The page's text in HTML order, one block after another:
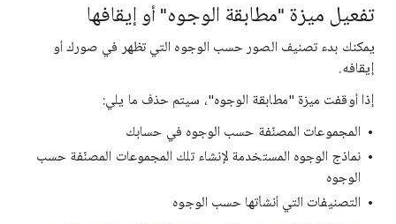
تفعيل ميزة "مطابقة الوجوه" أو إيقافها
يمكنك بدء تصنيف الصور حسب الوجوه التي تظهر في صورك أو
إيقافه.
إذا أوقفت ميزة "مطابقة الوجوه"، سيتم حذف ما يلي:
المجموعات المصنّفة حسب الوجوه في حسابك
نماذج الوجوه المستخدمة لإنشاء تلك المجموعات المصنّفة حسب
الوجوه
التصنيفات التي أنشأتها حسب الوجوه